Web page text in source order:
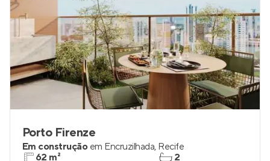
Porto Firenze
Em construção em Encruzilhada, Recife
62 m²
2